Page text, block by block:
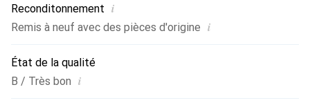
Reconditonnement i
Remis à neuf avec des pièces d'origine i
État de la qualité
B / Très bon i